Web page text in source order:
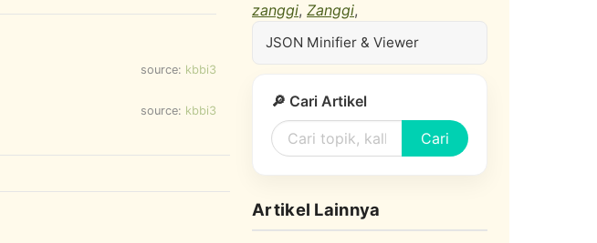
source: kbbi3
source: kbbi3
zanggi, Zanggi,
JSON Minifier & Viewer
🔎 Cari Artikel
Cari
Artikel Lainnya